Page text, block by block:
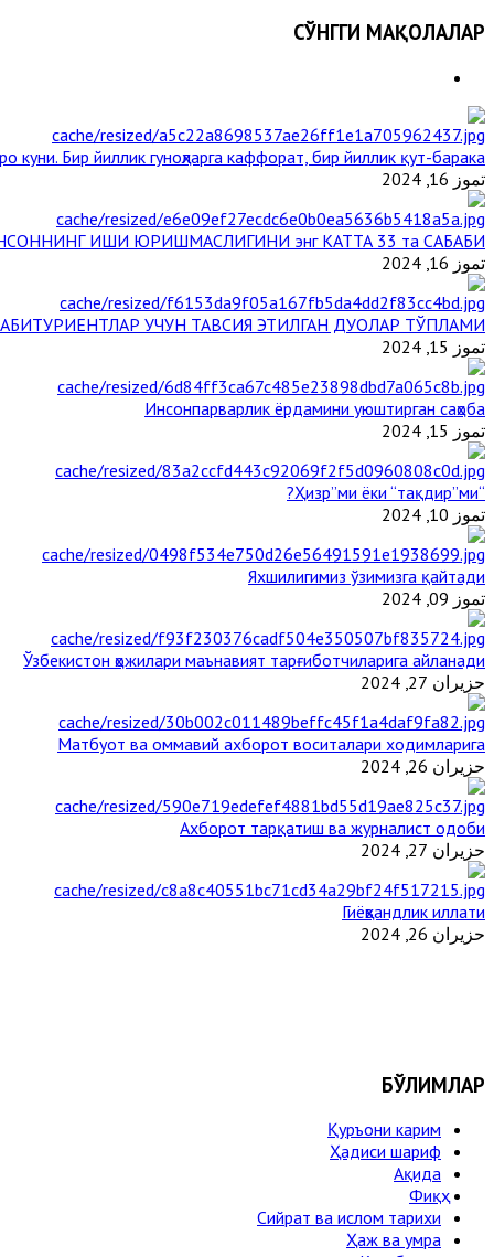
СЎНГГИ МАҚОЛАЛАР
куни. Бир йиллик гуноҳларга каффорат, бир йиллик қут-барака
تموز 16, 2024
ИШИ ЮРИШМАСЛИГИНИ энг КАТТА 33 та САБАБИ
تموز 16, 2024
АБИТУРИЕНТЛАР УЧУН ТАВСИЯ ЭТИЛГАН ДУОЛАР ТЎПЛАМИ
تموز 15, 2024
Инсонпарварлик ёрдамини уюштирган саҳоба
تموز 15, 2024
“Ҳизр”ми ёки “тақдир”ми?
تموز 10, 2024
Яхшилигимиз ўзимизга қайтади
تموز 09, 2024
Ўзбекистон ҳожилари маънавият тарғиботчиларига айланади
حزيران 27, 2024
Матбуот ва оммавий ахборот воситалари ходимларига
حزيران 26, 2024
Ахборот тарқатиш ва журналист одоби
حزيران 27, 2024
Гиёҳвандлик иллати
حزيران 26, 2024
БЎЛИМЛАР
Қуръони карим
Ҳадиси шариф
Ақида
Фиқҳ
Сийрат ва ислом тарихи
Ҳаж ва умра